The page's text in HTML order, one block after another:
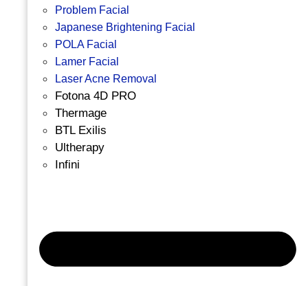
Problem Facial
Japanese Brightening Facial
POLA Facial
Lamer Facial
Laser Acne Removal
Fotona 4D PRO
Thermage
BTL Exilis
Ultherapy
Infini